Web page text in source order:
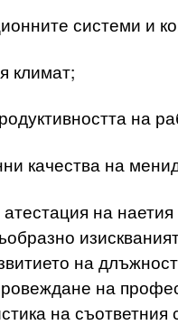
системи и
климат;
на
качества на
на
на
на
на съответния